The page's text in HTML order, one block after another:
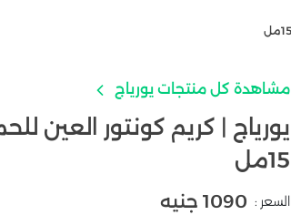
مشاهدة كل منتجات يورياج
يورياج | كريم كونتور العين
15مل
السعر : 1090 جنيه